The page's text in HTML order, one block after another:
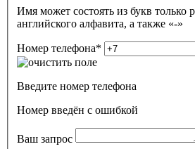
Имя может состоять из букв только
английского алфавита, а также «-»
Номер телефона*
Введите номер телефона
Номер введён c ошибкой
Ваш запрос